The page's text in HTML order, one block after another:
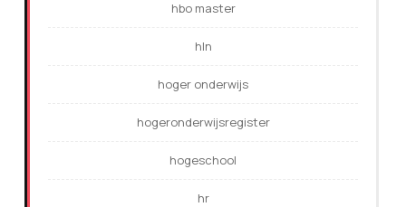
hbo master
hln
hoger onderwijs
hogeronderwijsregister
hogeschool
hr